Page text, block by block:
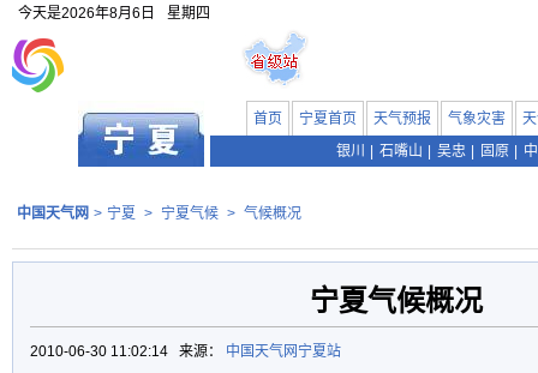
今天是2026年8月6日 星期四
首页 宁夏首页 天气预报 气象灾害
银川
石嘴山 吴忠 固原
中国天气网 > 宁夏 > 宁夏气候 > 气候概况
宁夏气候概况
2010-06-30 11:02:14 来源： 中国天气网宁夏站